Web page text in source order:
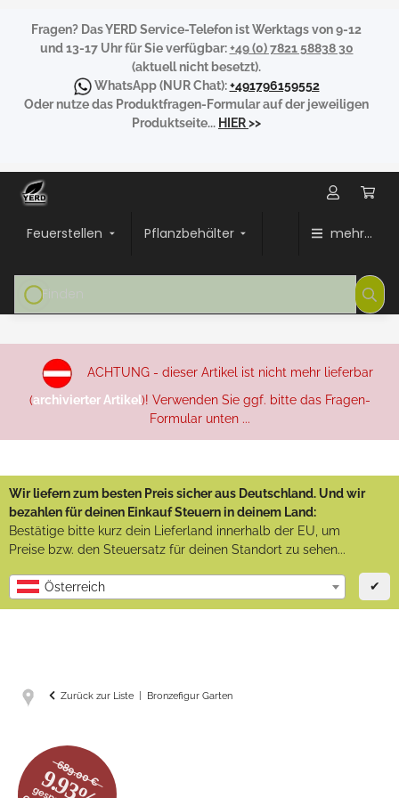
Fragen? Das YERD Service-Telefon ist Werktags von 9-12
und 13-17 Uhr für Sie verfügbar:+49 (0) 7821 58838 30
(aktuell nicht besetzt).
WhatsApp(NUR Chat):+491796159552
Oder nutze das Produktfragen-Formular auf der jeweiligen
Produktseite... HIER>>
Feuerstellen Pflanzbehälter mehr...
ACHTUNG - dieser Artikel ist nicht mehr lieferbar
(archivierter Artikel)! Verwenden Sie ggf. bitte das Fragen-
Formular unten ...
Wir liefern zum besten Preis sicher aus Deutschland. Und wir
bezahlen für deinen Einkauf Steuern in deinem Land:
Bestätige bitte kurz dein Lieferland innerhalb der EU, um
Preise bzw. den Steuersatz für deinen Standort zu sehen...
Österreich ✔
Zurück zur Liste Bronzefigur Garten
689.00 €